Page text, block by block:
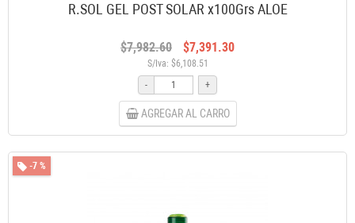
R.SOL GEL POST SOLAR x100Grs ALOE
$7,982.60 $7,391.30
S/Iva: $6,108.51
-
+
AGREGAR AL CARRO
-7 %